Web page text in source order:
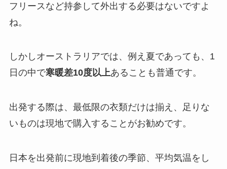
フリースなど持参して外出する必要はないですよ
ね。
しかしオーストラリアでは、例え夏であっても、1
日の中で寒暖差10度以上あることも普通です。
出発する際は、最低限の衣類だけは揃え、足りな
いものは現地で購入することがお勧めです。
日本を出発前に現地到着後の季節、平均気温をし